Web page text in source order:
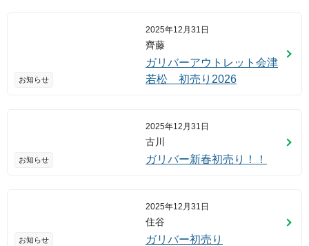
お知らせ
2025年12月31日
齊藤
ガリバーアウトレット会津
若松 初売り2026
お知らせ
2025年12月31日
古川
ガリバー新春初売り！！
お知らせ
2025年12月31日
住谷
ガリバー初売り